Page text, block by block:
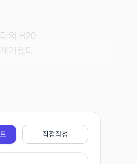
의 H20
기됐다.
직접작성